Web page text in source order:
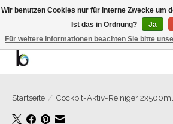
Bemango GmbH - Ewald-Gnau-Str. 11 - 42499
01793/955066
Startseite / Cockpit-Aktiv-Reiniger
Wir benutzen Cookies nur für interne Zwecke um
Ist das in Ordnung?
Ja
Für weitere Informationen beachten Sie bitte